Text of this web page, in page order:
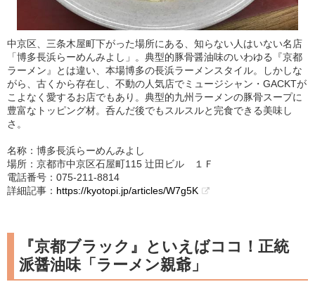
中京区、三条木屋町下がった場所にある、知らない人はいない名店
「博多長浜らーめんみよし」。典型的豚骨醤油味のいわゆる『京都
ラーメン』とは違い、本場博多の長浜ラーメンスタイル。しかしな
がら、古くから存在し、不動の人気店でミュージシャン・GACKTが
こよなく愛するお店でもあり。典型的九州ラーメンの豚骨スープに
豊富なトッピング材。呑んだ後でもスルスルと完食できる美味し
さ。
名称：博多長浜らーめんみよし
場所：京都市中京区石屋町115 辻田ビル １Ｆ
電話番号：075-211-8814
詳細記事： https://kyotopi.jp/articles/W7g5K
『京都ブラック』といえばココ！正統
派醤油味「ラーメン親爺」